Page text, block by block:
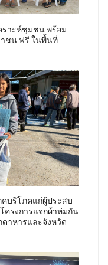
ราะห์ชุมชน พร้อม
ชน ฟรี ในพื้นที่
บริโภคแก่ผู้ประสบ
ครงการแจกผ้าห่มกัน
าหารและจังหวัด